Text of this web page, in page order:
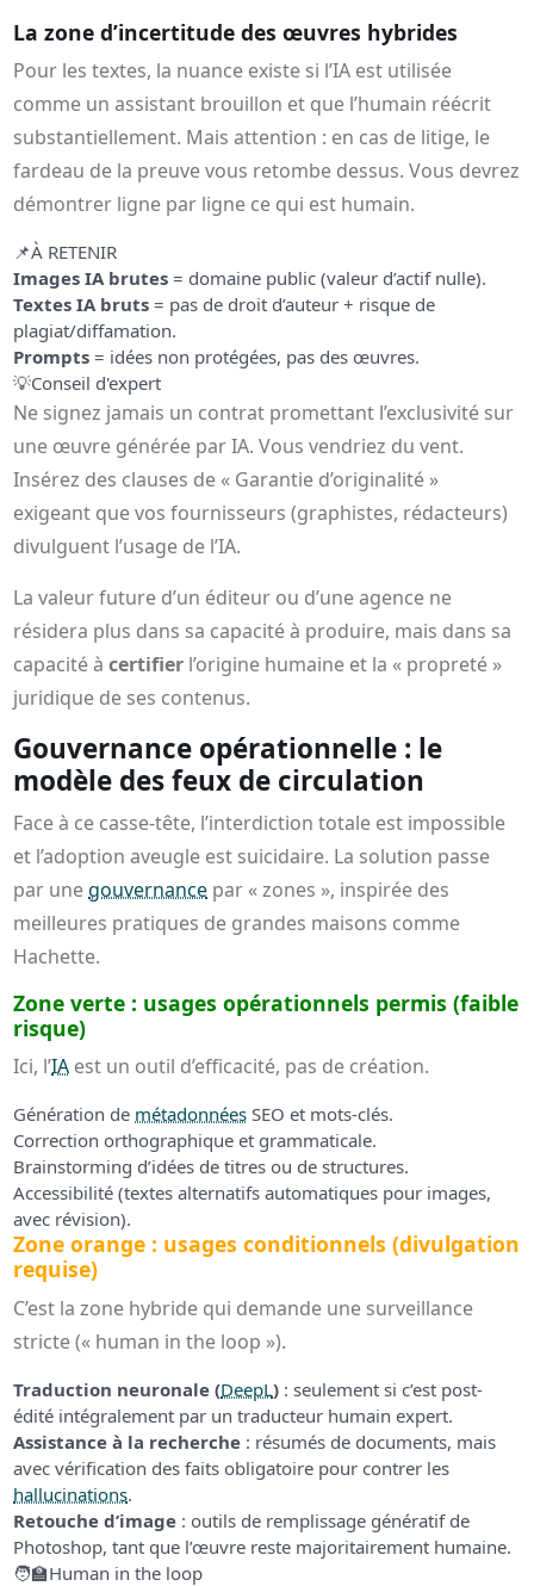
La zone d’incertitude des œuvres hybrides
Pour les textes, la nuance existe si l’IA est utilisée
comme un assistant brouillon et que l’humain réécrit
substantiellement. Mais attention : en cas de litige, le
fardeau de la preuve vous retombe dessus. Vous devrez
démontrer ligne par ligne ce qui est humain.
📌À RETENIR
Images IA brutes = domaine public (valeur d’actif nulle).
Textes IA bruts = pas de droit d’auteur + risque de
plagiat/diffamation.
Prompts = idées non protégées, pas des œuvres.
💡Conseil d'expert
Ne signez jamais un contrat promettant l’exclusivité sur
une œuvre générée par IA. Vous vendriez du vent.
Insérez des clauses de « Garantie d’originalité »
exigeant que vos fournisseurs (graphistes, rédacteurs)
divulguent l’usage de l’IA.
La valeur future d’un éditeur ou d’une agence ne
résidera plus dans sa capacité à produire, mais dans sa
capacité àcertifier l’origine humaine et la « propreté »
juridique de ses contenus.
Gouvernance opérationnelle : le
modèle des feux de circulation
Face à ce casse-tête, l’interdiction totale est impossible
et l’adoption aveugle est suicidaire. La solution passe
par unegouvernance par « zones », inspirée des
meilleures pratiques de grandes maisons comme
Hachette.
Zone verte : usages opérationnels permis (faible
risque)
Ici, l’IA est un outil d’efficacité, pas de création.
Génération de métadonnées SEO et mots-clés.
Correction orthographique et grammaticale.
Brainstorming d’idées de titres ou de structures.
Accessibilité (textes alternatifs automatiques pour images,
avec révision).
Zone orange : usages conditionnels (divulgation
requise)
C’est la zone hybride qui demande une surveillance
stricte (« human in the loop »).
Traduction neuronale (DeepL) : seulement si c’est post-
édité intégralement par un traducteur humain expert.
Assistance à la recherche : résumés de documents, mais
avec vérification des faits obligatoire pour contrer les
hallucinations.
Retouche d’image : outils de remplissage génératif de
Photoshop, tant que l’œuvre reste majoritairement humaine.
🧑‍🏫Human in the loop